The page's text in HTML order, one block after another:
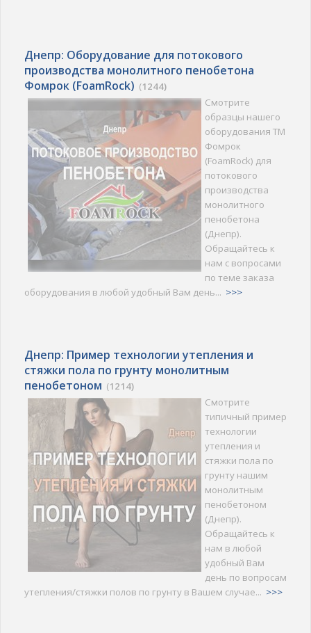
Днепр: Оборудование для потокового
производства монолитного пенобетона
Фомрок (FoamRock) (1244)
Смотрите
образцы нашего
оборудования ТМ
Фомрок
(FoamRock) для
потокового
производства
монолитного
пенобетона
(Днепр).
Обращайтесь к
нам с вопросами
по теме заказа
оборудования в любой удобный Вам день... >>>
Днепр: Пример технологии утепления и
стяжки пола по грунту монолитным
пенобетоном (1214)
Смотрите
типичный пример
технологии
утепления и
стяжки пола по
грунту нашим
монолитным
пенобетоном
(Днепр).
Обращайтесь к
нам в любой
удобный Вам
день по вопросам
утепления/стяжки полов по грунту в Вашем случае... >>>